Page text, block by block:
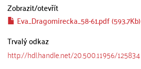
Zobrazit/otevřít
Eva_Dragomirecka_58-61.pdf (593.7Kb)
Trvalý odkaz
http://hdl.handle.net/20.500.11956/125834